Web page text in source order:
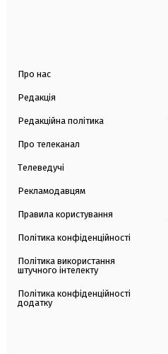
Про нас
Редакція
Редакційна політика
Про телеканал
Телеведучі
Рекламодавцям
Правила користування
Політика конфіденційності
Політика використання
штучного інтелекту
Політика конфіденційності
додатку